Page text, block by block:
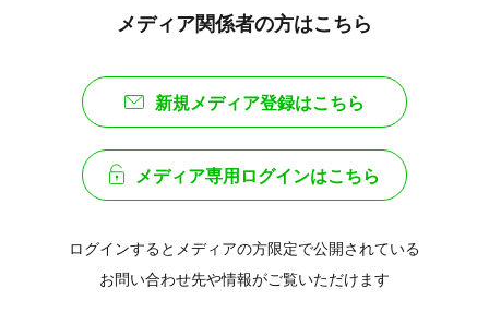
メディア関係者の方はこちら
新規メディア登録はこちら
メディア専用ログインはこちら
ログインするとメディアの方限定で公開されている
お問い合わせ先や情報がご覧いただけます